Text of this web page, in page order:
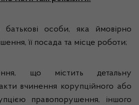
батькові особи, яка ймовірно
її посада та місце роботи;
що містить детальну
вчинення корупційного або
правопорушення, іншого